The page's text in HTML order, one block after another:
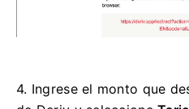
4. Ingrese el monto que